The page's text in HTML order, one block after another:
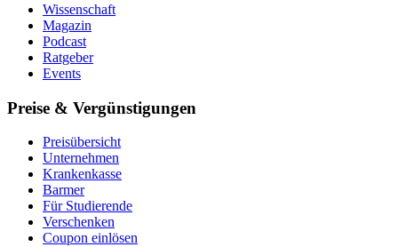
Wissenschaft
Magazin
Podcast
Ratgeber
Events
Preise & Vergünstigungen
Preisübersicht
Unternehmen
Krankenkasse
Barmer
Für Studierende
Ver­schen­ken
Coupon einlösen